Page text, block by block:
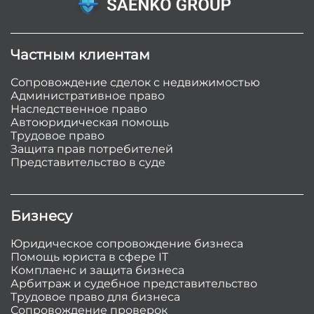
Частным клиентам
Сопровождение сделок с недвижимостью
Административное право
Наследственное право
Автоюридическая помощь
Трудовое право
Защита прав потребителей
Представительство в суде
Бизнесу
Юридическое сопровождение бизнеса
Помощь юриста в сфере IT
Комплаенс и защита бизнеса
Арбитраж и судебное представительство
Трудовое право для бизнеса
Сопровождение проверок